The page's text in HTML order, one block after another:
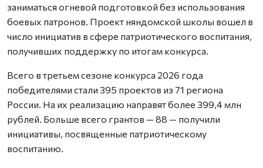
заниматься огневой подготовкой без использования
боевых патронов. Проект няндомской школы вошел в
число инициатив в сфере патриотического воспитания,
получивших поддержку по итогам конкурса.
Всего в третьем сезоне конкурса 2026 года
победителями стали 395 проектов из 71 региона
России. На их реализацию направят более 399,4 млн
рублей. Больше всего грантов — 88 — получили
инициативы, посвященные патриотическому
воспитанию.